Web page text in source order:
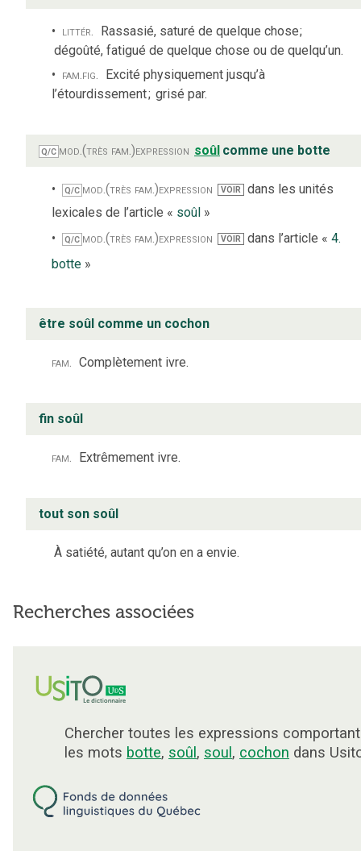
littér. Rassasié, saturé de quelque chose;
dégoûté, fatigué de quelque chose ou de quelqu’un.
fam.fig. Excité physiquement jusqu’à
l’étourdissement; grisé par.
Q/C mod.(très fam.)expression soûl comme une botte
Q/C mod.(très fam.)expression VOIR
dans les unités
lexicales de l’article « soûl »
Q/C mod.(très fam.)expression VOIR dans l’article «4.
botte »
être soûl comme un cochon
fam. Complètement ivre.
fin soûl
fam. Extrêmement ivre.
tout son soûl
À satiété, autant qu’on en a envie.
Recherches associées
Chercher toutes les expressions comportant
les mots botte, soûl , soul , cochon dans